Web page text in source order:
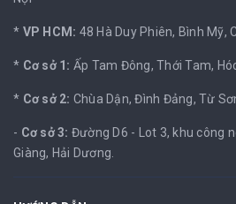
* VP HCM: 48 Hà Duy Phiên, Bình Mỹ,
* Cơ sở 1: Ấp Tam Đông, Thới Tam,
* Cơ sở 2: Chùa Dận, Đình Đảng, Từ
- Cơ sở 3: Đường D6 - Lot 3, khu công
Giàng, Hải Dương.